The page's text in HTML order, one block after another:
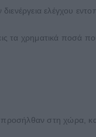
ελέγχου
τα χρηματικά ποσά
στη χώρα,